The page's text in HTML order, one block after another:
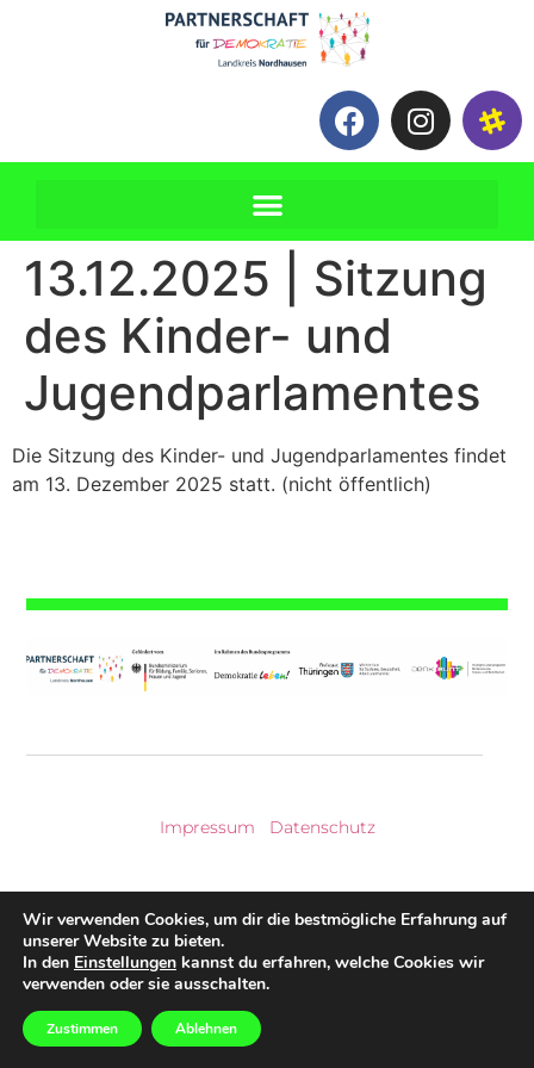
13.12.2025 | Sitzung
des Kinder- und
Jugendparlamentes
Die Sitzung des Kinder- und Jugendparlamentes findet
am 13. Dezember 2025 statt. (nicht öffentlich)
Impressum Datenschutz
© 2026 Kreisjugendring Nordhausen e.V.
Wir verwenden Cookies, um dir die bestmögliche Erfahrung auf
unserer Website zu bieten.
In den Einstellungen kannst du erfahren, welche Cookies wir
verwenden oder sie ausschalten.
Zustimmen Ablehnen